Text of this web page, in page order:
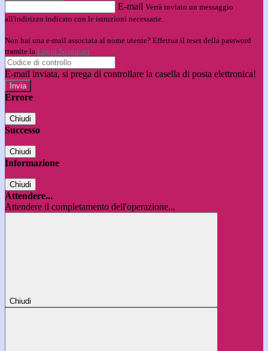
E-mail Verrà inviato un messaggio
all'indirizzo indicato con le istruzioni necessarie.
Non hai una e-mail associata al nome utente? Effettua il reset della password
tramite la Login Spaggiari
E-mail inviata, si prega di controllare la casella di posta elettronica!
Errore
Chiudi
Successo
Chiudi
Informazione
Chiudi
Attendere...
Attendere il completamento dell'operazione...
Chiudi